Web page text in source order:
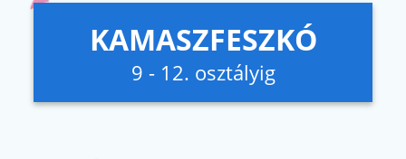
KAMASZFESZKÓ
9 - 12. osztályig